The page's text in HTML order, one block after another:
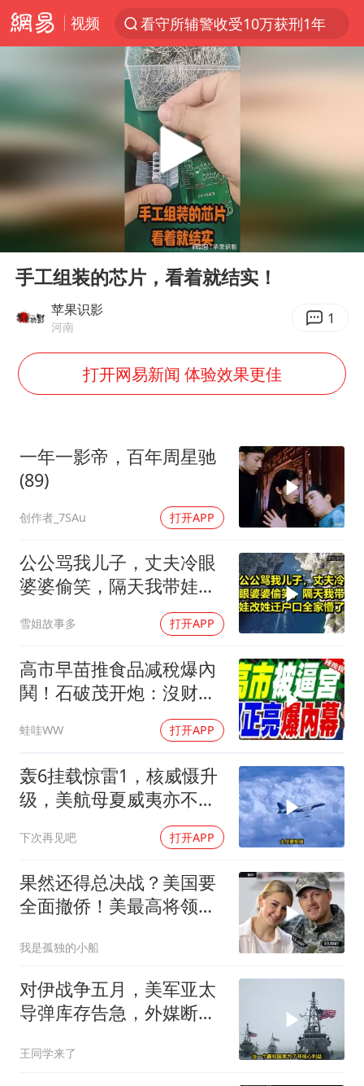
视频
看守所辅警收受10万获刑1年
深圳地面沉降致车辆损坏系谣言
多地要求领导干部带头休假
今年已有4位周星驰电影配角去世
外交部发言人就广岛核爆81周年等答记者问
首次证实！“胶球”存在
U17国足1分钟轰2球
80后女柜员逆袭成4200亿银行副行长
27岁女子成组织卖淫集团主犯被通缉
奋进开新局 实干挑大梁
Play
手工组装的芯片，看着就结实！
苹果识影
河南 1
打开网易新闻 体验效果更佳
一年一影帝，百年周星驰
(89)
创作者_7SAu 打开APP
公公骂我儿子，丈夫冷眼
婆婆偷笑，隔天我带娃改
姓迁户口全家懵了！
雪姐故事多 打开APP
高市早苗推食品减稅爆內
鬨！石破茂开炮：沒财源
极不负责｜郭正亮.帅化
民.孙大千｜辣晚报
20260804
蛙哇WW 打开APP
轰6挂载惊雷1，核威慑升
级，美航母夏威夷亦不安
下次再见吧 打开APP
果然还得总决战？美国要
全面撤侨！美最高将领：
我是孤独的小船
对伊战争五月，美军亚太
导弹库存告急，外媒断
王同学来了